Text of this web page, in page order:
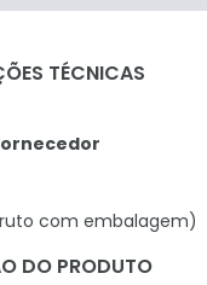
TÉCNICAS
com embalagem)
DO PRODUTO